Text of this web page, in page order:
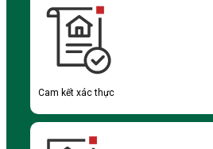
Cam kết xác thực